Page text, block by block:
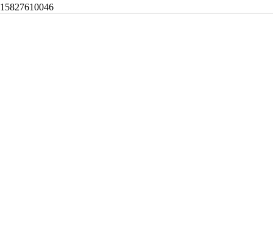
15827610046